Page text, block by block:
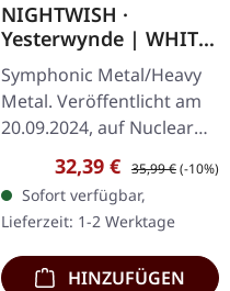
NIGHTWISH ·
Yesterwynde | WHITE
2LP
Symphonic Metal/Heavy
Metal. Veröffentlicht am
20.09.2024, auf Nuclear
Blast Records. Weißes
Doppel-Vinyl im Gatefold-
Cover. Nightwish kehren
mit…
Verkaufspreis:
32,39 € Regulärer Preis:
35,99 €(-10%)
Sofort verfügbar,
Lieferzeit: 1-2 Werktage
HINZUFÜGEN